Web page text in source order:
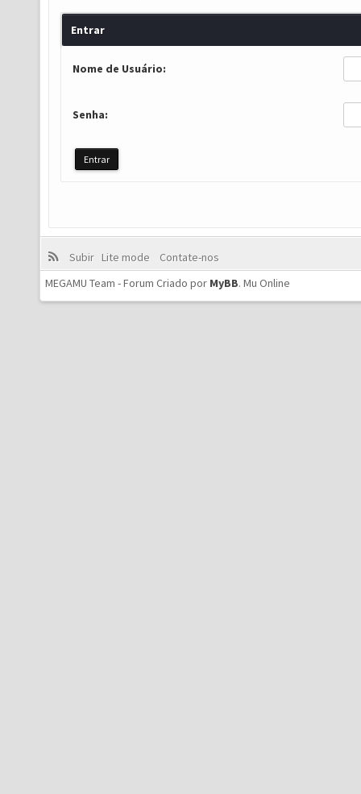
Entrar
Nome de Usuário:
Senha:
Subir Lite mode
Contate-nos
MEGAMU Team - Forum Criado por MyBB. Mu Online